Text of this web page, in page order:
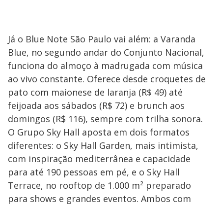
Já o Blue Note São Paulo vai além: a Varanda
Blue, no segundo andar do Conjunto Nacional,
funciona do almoço à madrugada com música
ao vivo constante. Oferece desde croquetes de
pato com maionese de laranja (R$ 49) até
feijoada aos sábados (R$ 72) e brunch aos
domingos (R$ 116), sempre com trilha sonora.
O Grupo Sky Hall aposta em dois formatos
diferentes: o Sky Hall Garden, mais intimista,
com inspiração mediterrânea e capacidade
para até 190 pessoas em pé, e o Sky Hall
Terrace, no rooftop de 1.000 m² preparado
para shows e grandes eventos. Ambos com